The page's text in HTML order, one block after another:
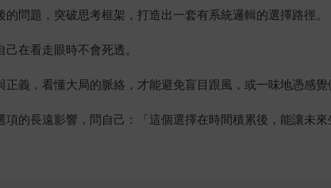
問題，突破思考框架，打造出一套有系統邏輯的選擇路徑。
在看走眼時不會死透。
義，看懂大局的脈絡，才能避免盲目跟風，或一味地憑感覺
的長遠影響，問自己：「這個選擇在時間積累後，能讓未來